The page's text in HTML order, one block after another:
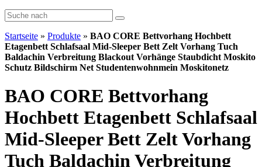
Startseite » Produkte » BAO CORE Bettvorhang Hochbett
Etagenbett Schlafsaal Mid-Sleeper Bett Zelt Vorhang Tuch
Baldachin Verbreitung Blackout Vorhänge Staubdicht Moskito
Schutz Bildschirm Net Studentenwohnmein Moskitonetz
BAO CORE Bettvorhang
Hochbett Etagenbett Schlafsaal
Mid-Sleeper Bett Zelt Vorhang
Tuch Baldachin Verbreitung